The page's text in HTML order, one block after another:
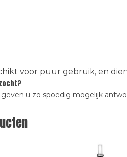
voor puur gebruik, en
u zo spoedig mogelijk